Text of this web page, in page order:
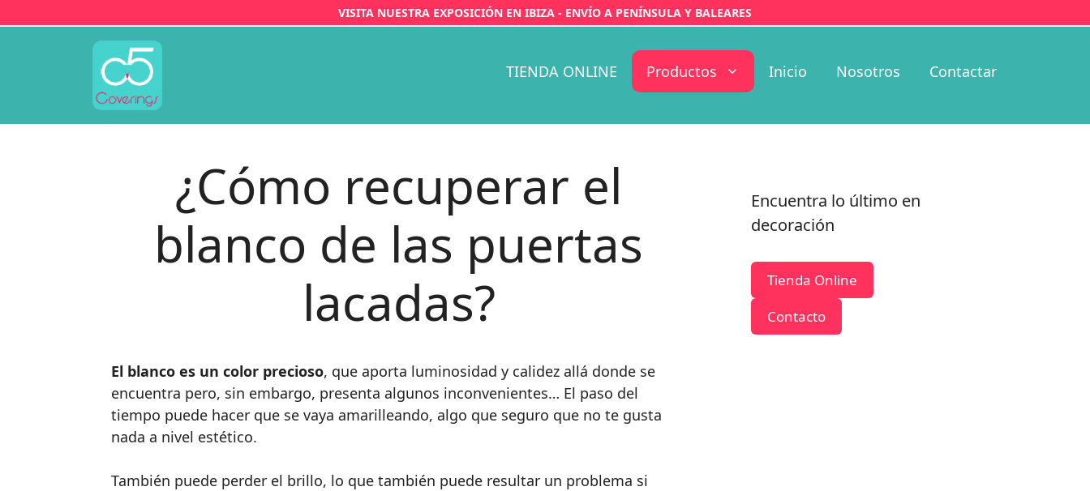
al
VISITA NUESTRA EXPOSICIÓN EN IBIZA - ENVÍO A PENÍNSULA Y BALEARES
TIENDA ONLINE Productos Inicio Nosotros Contactar
¿Cómo recuperar el
blanco de las puertas
lacadas?
El blanco es un color precioso, que aporta luminosidad y calidez allá donde se
encuentra pero, sin embargo, presenta algunos inconvenientes… El paso del
tiempo puede hacer que se vaya amarilleando, algo que seguro que no te gusta
nada a nivel estético.
También puede perder el brillo, lo que también puede resultar un problema si
Encuentra lo último en
decoración
Tienda Online
Contacto